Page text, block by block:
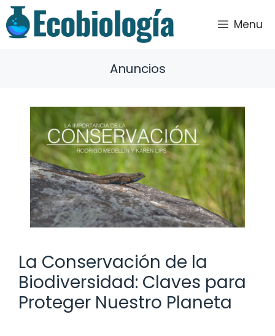
Saltar
al
contenido
Menu
Anuncios
La Conservación de la
Biodiversidad: Claves para
Proteger Nuestro Planeta